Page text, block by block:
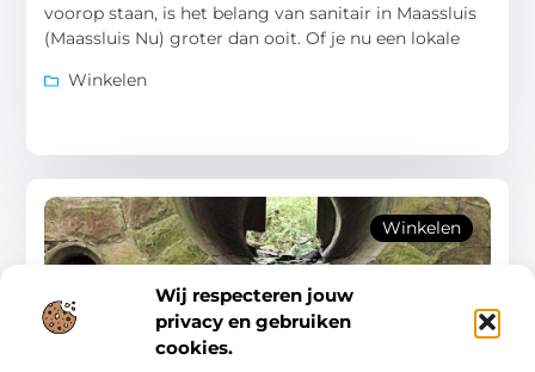
Wij respecteren jouw
privacy en gebruiken
cookies.
voorop staan, is het belang van sanitair in Maassluis
(Maassluis Nu) groter dan ooit. Of je nu een lokale
Winkelen
Winkelen